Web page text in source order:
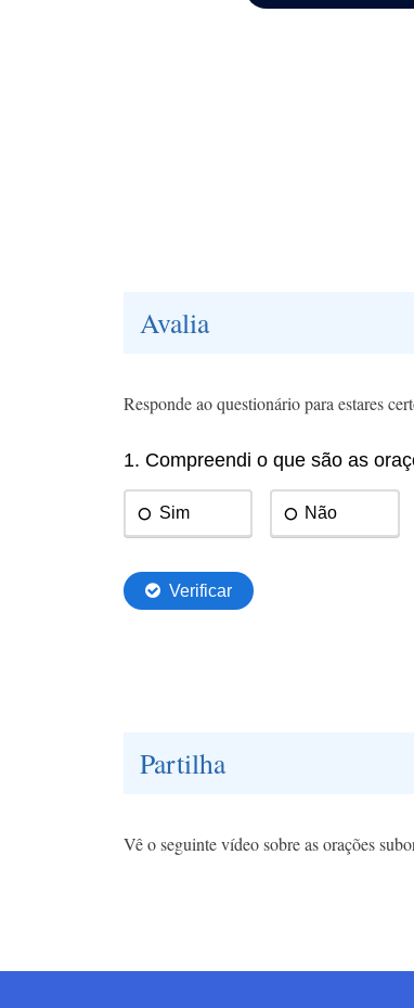
Avalia
Responde ao questionário para estares
Partilha
Vê o seguinte vídeo sobre as orações